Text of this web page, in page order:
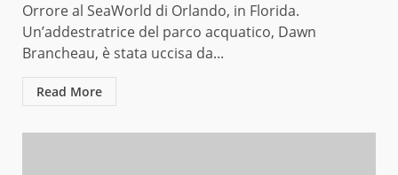
Orrore al SeaWorld di Orlando, in Florida.
Un’addestratrice del parco acquatico, Dawn
Brancheau, è stata uccisa da...
Read More